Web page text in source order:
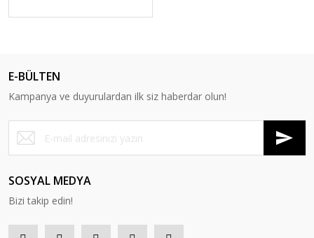
E-BÜLTEN
Kampanya ve duyurulardan ilk siz haberdar olun!
SOSYAL MEDYA
Bizi takip edin!